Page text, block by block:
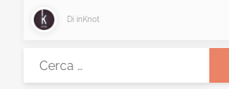
Di inKnot